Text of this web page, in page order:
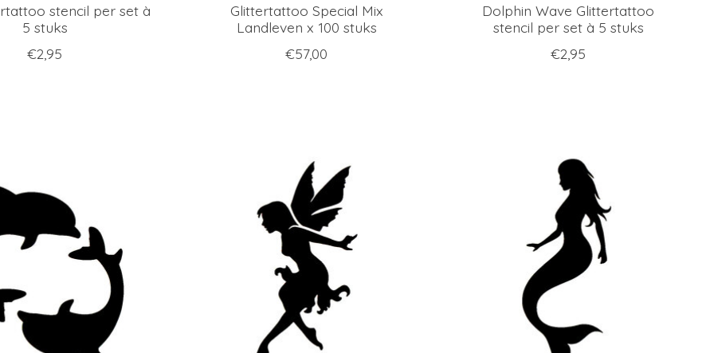
stencil per set à
5 stuks
€2,95
Glittertattoo Special Mix
Landleven x 100 stuks
€57,00
Dolphin Wave Glittertattoo
stencil per set à 5 stuks
€2,95